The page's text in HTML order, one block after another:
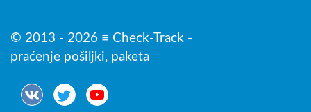
© 2013 - 2026 ≡ Check-Track -
praćenje pošiljki, paketa